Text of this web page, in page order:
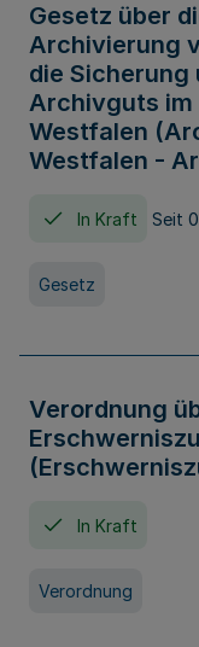
Gesetz über
Archivierung
die
Archivguts im
Westfalen
Westfalen -
In Kraft Seit
Gesetz
Verordnung
In Kraft
Verordnung